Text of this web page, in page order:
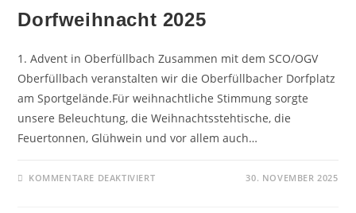
Dorfweihnacht 2025
1. Advent in Oberfüllbach Zusammen mit dem SCO/OGV
Oberfüllbach veranstalten wir die Oberfüllbacher Dorfplatz
am Sportgelände.Für weihnachtliche Stimmung sorgte
unsere Beleuchtung, die Weihnachtsstehtische, die
Feuertonnen, Glühwein und vor allem auch…
KOMMENTARE DEAKTIVIERTFÜR 30. NOVEMBER 2025